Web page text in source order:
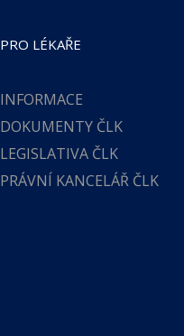
PRO LÉKAŘE
INFORMACE
DOKUMENTY ČLK
LEGISLATIVA ČLK
PRÁVNÍ KANCELÁŘ ČLK